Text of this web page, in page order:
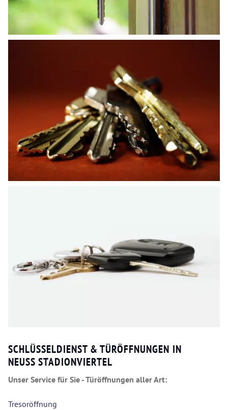
SCHLÜSSELDIENST & TÜRÖFFNUNGEN IN
NEUSS STADIONVIERTEL
Unser Service für Sie - Türöffnungen aller Art:
Tresoröffnung